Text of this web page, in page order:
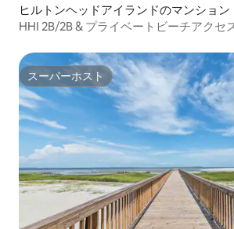
ヒルトンヘッドアイランドのマンション
ート
HHI 2B/2B & プライベートビーチアクセ
スーパーホスト
スーパーホスト